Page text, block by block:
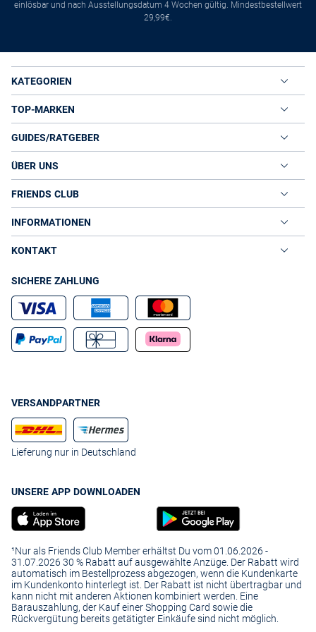
einlösbar und nach Ausstellungsdatum 4 Wochen gültig. Mindestbestellwert
29,99€.
KATEGORIEN
TOP-MARKEN
GUIDES/RATGEBER
ÜBER UNS
FRIENDS CLUB
INFORMATIONEN
KONTAKT
SICHERE ZAHLUNG
VERSANDPARTNER
Lieferung nur in Deutschland
UNSERE APP DOWNLOADEN
¹Nur als Friends Club Member erhältst Du vom 01.06.2026 -
31.07.2026 30 % Rabatt auf ausgewählte Anzüge. Der Rabatt wird
automatisch im Bestellprozess abgezogen, wenn die Kundenkarte
im Kundenkonto hinterlegt ist. Der Rabatt ist nicht übertragbar und
kann nicht mit anderen Aktionen kombiniert werden. Eine
Barauszahlung, der Kauf einer Shopping Card sowie die
Rückvergütung bereits getätigter Einkäufe sind nicht möglich.